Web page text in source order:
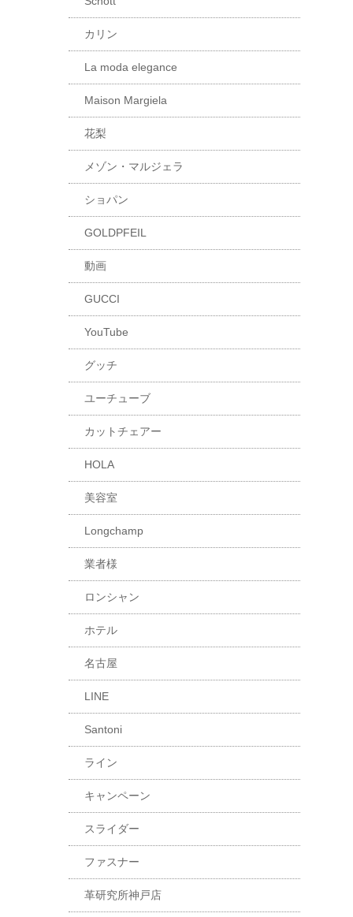
カリン
La moda elegance
Maison Margiela
花梨
メゾン・マルジェラ
ショパン
GOLDPFEIL
動画
GUCCI
YouTube
グッチ
ユーチューブ
カットチェアー
HOLA
美容室
Longchamp
業者様
ロンシャン
ホテル
名古屋
LINE
Santoni
ライン
キャンペーン
スライダー
ファスナー
革研究所神戸店